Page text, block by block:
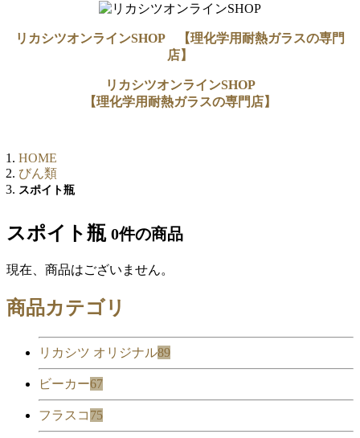
リカシツオンラインSHOP 【理化学用耐熱ガラスの専門
店】
リカシツオンラインSHOP
【理化学用耐熱ガラスの専門店】
HOME
びん類
スポイト瓶
スポイト瓶 0件の商品
現在、商品はございません。
商品カテゴリ
リカシツ オリジナル89
ビーカー67
フラスコ 75